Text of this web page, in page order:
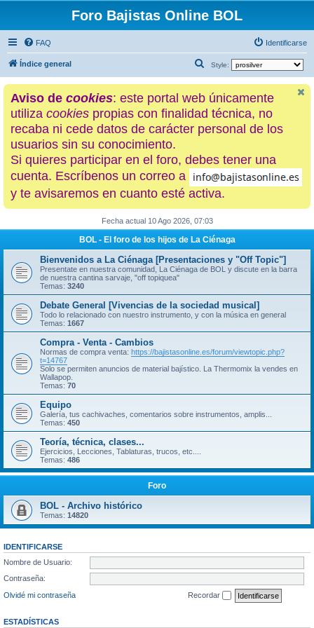
Foro Bajistas Online BOL
FAQ Identificarse
Índice general Style:
u
c
a
Aviso de cookies: este portal web únicamente
utiliza cookies propias con finalidad técnica, no
recaba ni cede datos de carácter personal de los
usuarios sin su conocimiento.
Si quieres participar en el foro, debes tener una
cuenta. Escríbenos un correo a
y te avisaremos en cuanto esté activa.
Fecha actual 10 Ago 2026, 07:03
BOL - El foro de los hijos de La Ciénaga
Bienvenidos a La Ciénaga [Presentaciones y "Off Topic"]
Presentate en nuestra comunidad, La Ciénaga de BOL y discute en la barra
de nuestra cantina sarvaje, "off topiquea"
Temas: 3240
Debate General [Vivencias de la sociedad musical]
Todo lo relacionado con nuestro instrumento, y con la música en general
Temas: 1667
Compra - Venta - Cambios
Normas de compra venta: https://bajistasonline.es/forum/viewtopic.php?
t=14767
Solo se permiten anuncios de material bajístico. La Thermomix la vendes en
Wallapop.
Temas: 70
Equipo
Galería, tus cachivaches, comentarios sobre instrumentos, amplis...
Temas: 450
Teoría, técnica, clases...
Ejercicios, Lecciones, Tablaturas, trucos, etc....
Temas: 486
Foro
BOL - Archivo histórico
Temas: 14820
IDENTIFICARSE
Nombre de Usuario:
Contraseña:
Olvidé mi contraseña
Recordar
ESTADÍSTICAS